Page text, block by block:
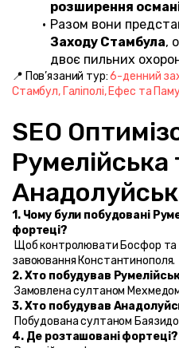
розширення
Разом вони
Заходу Стамбула,
двоє пильних
📍 Пов’язаний тур: 6-денний
Стамбул, Галіполі, Ефес та
SEO
Румелійська
1. Чому були побудовані
фортеці?
завоювання Константинополя.
2. Хто побудував
Замовлена султаном Мехмедом
3. Хто побудував
Побудована султаном
4. Де розташовані фортеці?